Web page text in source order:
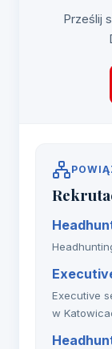
Prześlij
Executive
w